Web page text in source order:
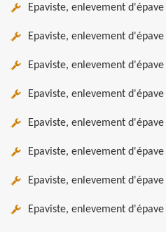
Epaviste, enlevement
Epaviste, enlevement
Epaviste, enlevement
Epaviste, enlevement
Epaviste, enlevement
Epaviste, enlevement
Epaviste, enlevement
Epaviste, enlevement